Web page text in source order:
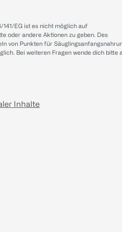
EG ist es nicht möglich auf
oder andere Aktionen zu geben. Des
von Punkten für
Bei weiteren Fragen wende dich bitte
Inhalte